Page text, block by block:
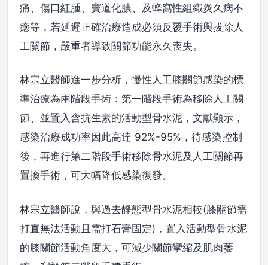
痛、傷口紅腫、竇道化膿、及蜂窩性組織炎久病不
癒等，若延遲正確治療造成必須反覆手術與拔除人
工關節，嚴重者導致關節功能永久喪失。
林宗立醫師進一步分析，慢性人工膝關節感染的標
準治療為兩階段手術：第一階段手術為移除人工關
節、並置入含抗生素的活動型骨水泥，文獻顯示，
感染治療成功率因此高達 92%-95%，待感染控制
後，再進行第二階段手術移除骨水泥及人工關節再
置換手術，可大幅降低感染復發。
林宗立醫師說，與過去靜態型骨水泥相較(膝關節需
打直無法活動且需打石膏固定)，置入活動型骨水泥
的膝關節活動角度大，可減少關節攣縮及肌肉萎